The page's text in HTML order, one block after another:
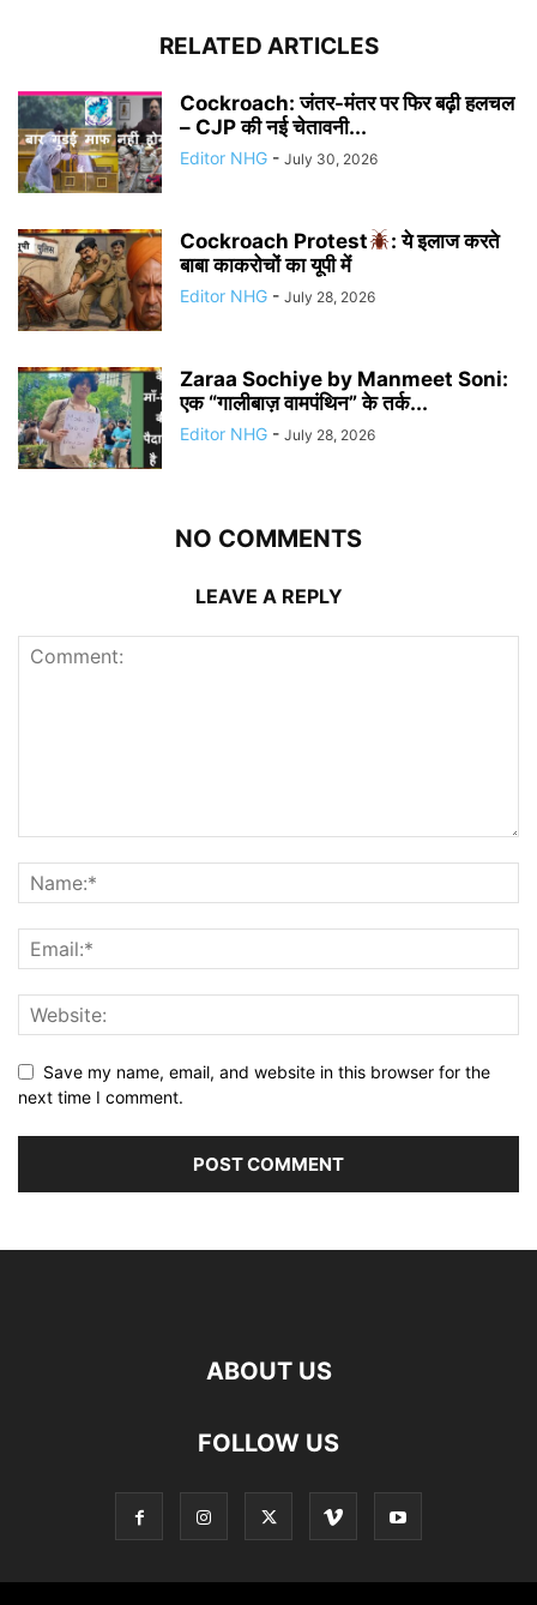
RELATED ARTICLES
Cockroach: जंतर-मंतर पर फिर बढ़ी हलचल
– CJP की नई चेतावनी...
Editor NHG - July 30, 2026
Cockroach Protest
: ये इलाज करते
बाबा काकरोचों का यूपी में
Editor NHG - July 28, 2026
Zaraa Sochiye by Manmeet Soni:
एक “गालीबाज़ वामपंथिन” के तर्क...
Editor NHG - July 28, 2026
NO COMMENTS
LEAVE A REPLY
Save my name, email, and website in this browser for the
next time I comment.
ABOUT US
FOLLOW US